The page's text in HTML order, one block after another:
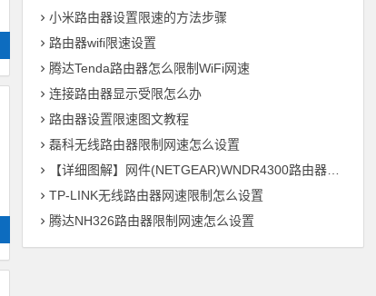
小米路由器设置限速的方法步骤
路由器wifi限速设置
腾达Tenda路由器怎么限制WiFi网速
连接路由器显示受限怎么办
路由器设置限速图文教程
磊科无线路由器限制网速怎么设置
【详细图解】网件(NETGEAR)WNDR4300路由器设置
TP-LINK无线路由器网速限制怎么设置
腾达NH326路由器限制网速怎么设置